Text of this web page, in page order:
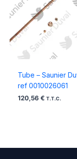
Tube – Saunier
ref 0010026061
120,56 € T.T.C.